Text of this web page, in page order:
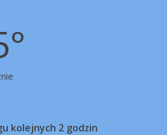
kolejnych 2 godzin